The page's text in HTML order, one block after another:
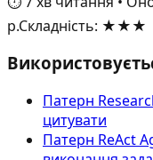
р.Складність: ★★★
Патерн
цитувати
Патерн ReAct